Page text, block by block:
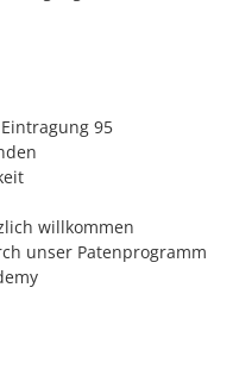
95
willkommen
unser Patenprogramm